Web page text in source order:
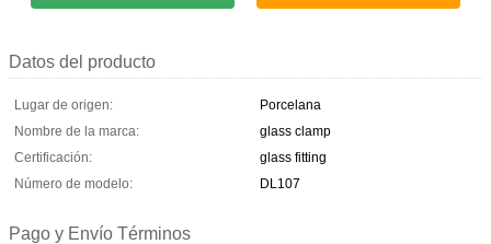
Datos del producto
Lugar de origen:
Porcelana
Nombre de la marca:
glass clamp
Certificación:
glass fitting
Número de modelo:
DL107
Pago y Envío Términos